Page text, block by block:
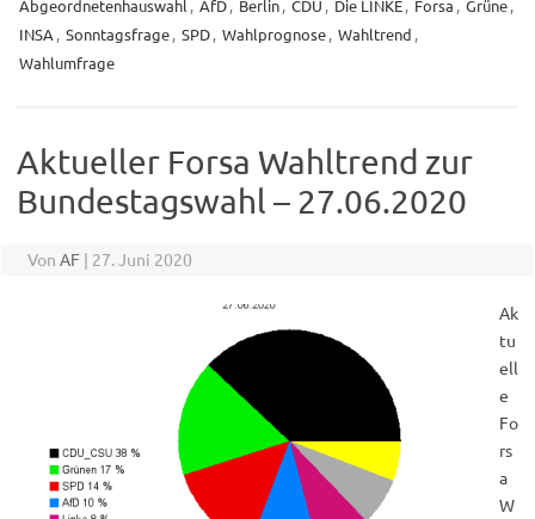
Abgeordnetenhauswahl , AfD, Berlin, CDU , Die LINKE, Forsa , Grüne,
INSA , Sonntagsfrage, SPD, Wahlprognose, Wahltrend ,
Wahlumfrage
Aktueller Forsa Wahltrend zur
Bundestagswahl – 27.06.2020
Von AF | 27. Juni 2020
Ak
tu
ell
e
Fo
rs
a
W